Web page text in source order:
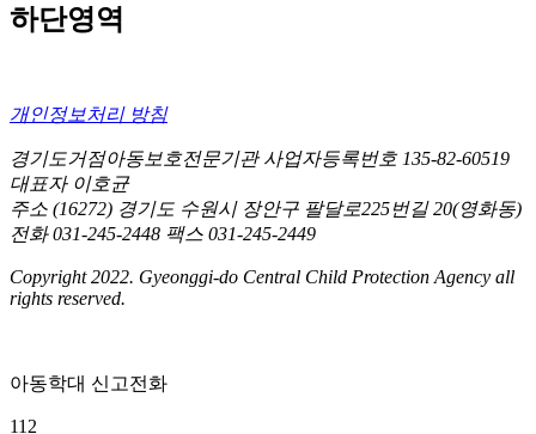
하단영역
개인정보처리 방침
경기도거점아동보호전문기관 사업자등록번호 135-82-60519
대표자 이호균
주소 (16272) 경기도 수원시 장안구 팔달로225번길 20(영화동)
전화 031-245-2448 팩스 031-245-2449
Copyright 2022. Gyeonggi-do Central Child Protection Agency all
rights reserved.
아동학대 신고전화
112